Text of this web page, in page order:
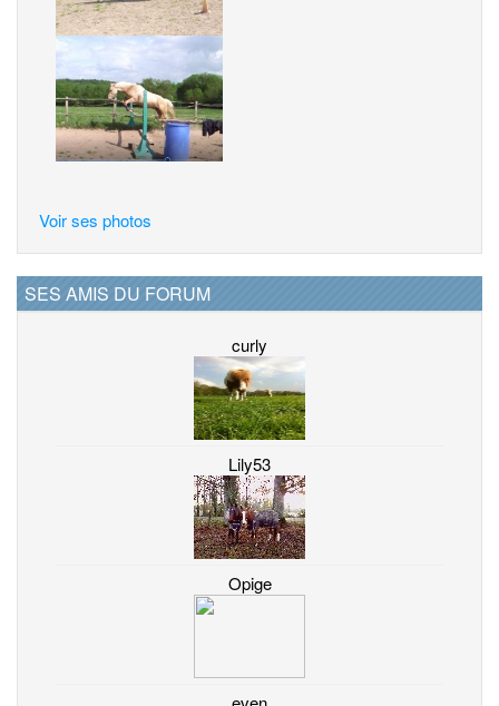
Voir ses photos
SES AMIS DU FORUM
curly
Lily53
Opige